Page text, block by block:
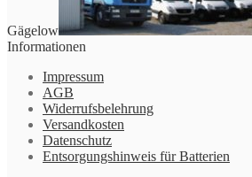
Gägelow
Informationen
Impressum
AGB
Widerrufsbelehrung
Versandkosten
Datenschutz
Entsorgungshinweis für Batterien